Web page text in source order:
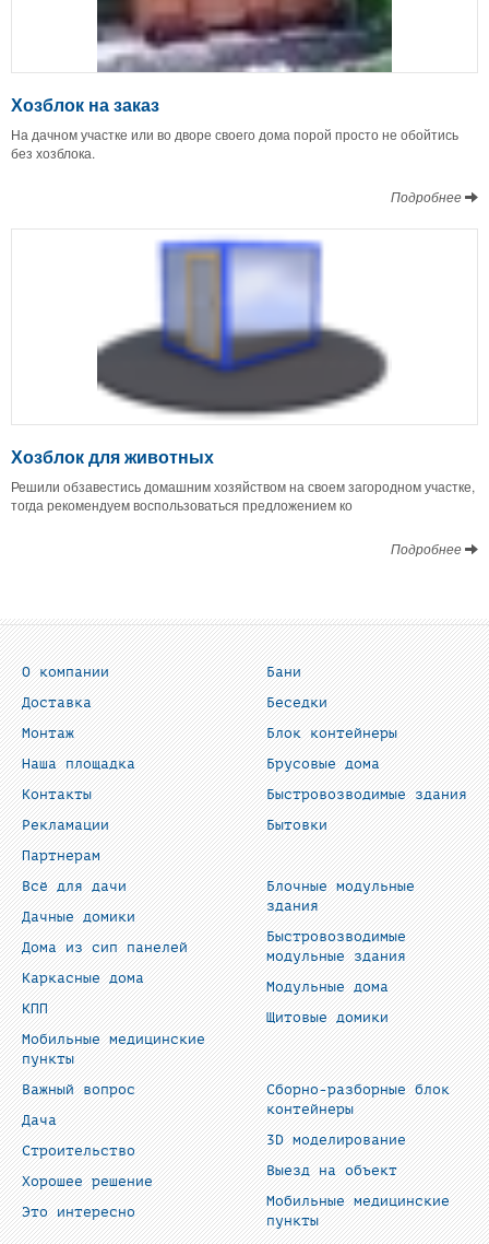
Хозблок на заказ
На дачном участке или во дворе своего дома порой просто не обойтись
без хозблока.
Подробнее
Хозблок для животных
Решили обзавестись домашним хозяйством на своем загородном участке,
тогда рекомендуем воспользоваться предложением ко
Подробнее
О компании
Доставка
Монтаж
Наша площадка
Контакты
Рекламации
Партнерам
Бани
Беседки
Блок контейнеры
Брусовые дома
Быстровозводимые здания
Бытовки
Всё для дачи
Дачные домики
Дома из сип панелей
Каркасные дома
КПП
Мобильные медицинские
пункты
Блочные модульные
здания
Быстровозводимые
модульные здания
Модульные дома
Щитовые домики
Важный вопрос
Дача
Строительство
Хорошее решение
Это интересно
Сборно-разборные блок
контейнеры
3D моделирование
Выезд на объект
Мобильные медицинские
пункты